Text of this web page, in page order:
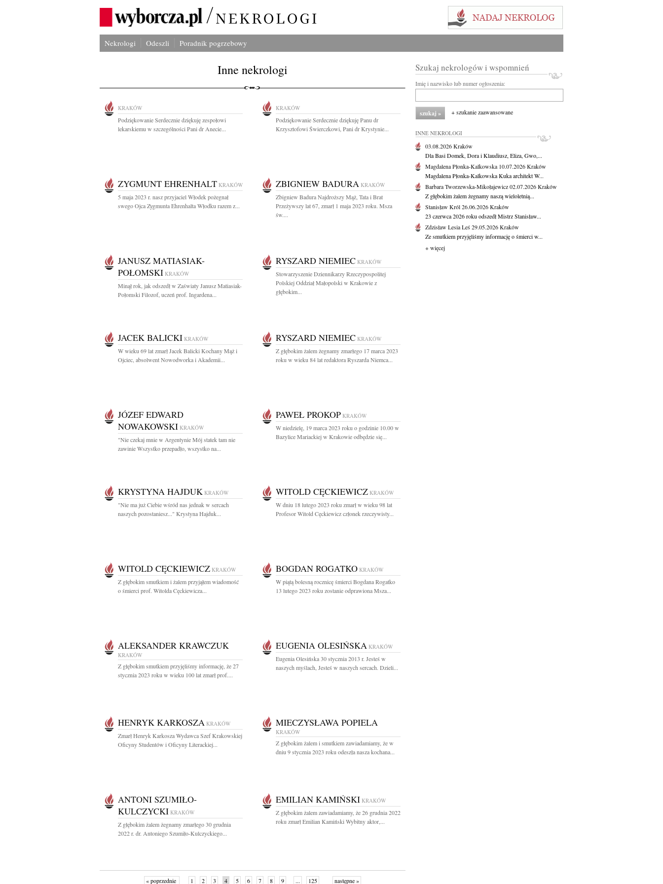
Nekrologi Odeszli Poradnik pogrzebowy
Inne nekrologi
KRAKÓW
Podziękowanie Serdecznie dziękuję zespołowi
lekarskiemu w szczególności Pani dr Anecie...
KRAKÓW
Podziękowanie Serdecznie dziękuję Panu dr
Krzysztofowi Świerczkowi, Pani dr Krystynie...
ZYGMUNT EHRENHALT KRAKÓW
5 maja 2023 r. nasz przyjaciel Włodek pożegnał
swego Ojca Zygmunta Ehrenhalta Włodku razem z...
ZBIGNIEW BADURA KRAKÓW
Zbigniew Badura Najdroższy Mąż, Tata i Brat
Przeżywszy lat 67, zmarł 1 maja 2023 roku. Msza
św....
JANUSZ MATIASIAK-
POŁOMSKI KRAKÓW
Minął rok, jak odszedł w Zaświaty Janusz Matiasiak-
Połomski Filozof, uczeń prof. Ingardena...
RYSZARD NIEMIEC KRAKÓW
Stowarzyszenie Dziennikarzy Rzeczypospolitej
Polskiej Oddział Małopolski w Krakowie z
głębokim...
JACEK BALICKI KRAKÓW
W wieku 69 lat zmarł Jacek Balicki Kochany Mąż i
Ojciec, absolwent Nowodworka i Akademii...
RYSZARD NIEMIEC KRAKÓW
Z głębokim żalem żegnamy zmarłego 17 marca 2023
roku w wieku 84 lat redaktora Ryszarda Niemca...
JÓZEF EDWARD
NOWAKOWSKI KRAKÓW
"Nie czekaj mnie w Argentynie Mój statek tam nie
zawinie Wszystko przepadło, wszystko na...
PAWEŁ PROKOP KRAKÓW
W niedzielę, 19 marca 2023 roku o godzinie 10.00 w
Bazylice Mariackiej w Krakowie odbędzie się...
KRYSTYNA HAJDUK KRAKÓW
"Nie ma już Ciebie wśród nas jednak w sercach
naszych pozostaniesz..." Krystyna Hajduk...
WITOLD CĘCKIEWICZ KRAKÓW
W dniu 18 lutego 2023 roku zmarł w wieku 98 lat
Profesor Witold Cęckiewicz członek rzeczywisty...
WITOLD CĘCKIEWICZ KRAKÓW
Z głębokim smutkiem i żalem przyjąłem wiadomość
o śmierci prof. Witolda Cęckiewicza...
BOGDAN ROGATKO KRAKÓW
W piątą bolesną rocznicę śmierci Bogdana Rogatko
13 lutego 2023 roku zostanie odprawiona Msza...
ALEKSANDER KRAWCZUK
KRAKÓW
Z głębokim smutkiem przyjęliśmy informację, że 27
stycznia 2023 roku w wieku 100 lat zmarł prof....
EUGENIA OLESIŃSKA KRAKÓW
Eugenia Olesińska 30 stycznia 2013 r. Jesteś w
naszych myślach, Jesteś w naszych sercach. Dzieli...
HENRYK KARKOSZA KRAKÓW
Zmarł Henryk Karkosza Wydawca Szef Krakowskiej
Oficyny Studentów i Oficyny Literackiej...
MIECZYSŁAWA POPIELA
KRAKÓW
Z głębokim żalem i smutkiem zawiadamiamy, że w
dniu 9 stycznia 2023 roku odeszła nasza kochana...
ANTONI SZUMIŁO-
KULCZYCKI KRAKÓW
Z głębokim żalem żegnamy zmarłego 30 grudnia
2022 r. dr. Antoniego Szumiło-Kulczyckiego...
EMILIAN KAMIŃSKI KRAKÓW
Z głębokim żalem zawiadamiamy, że 26 grudnia 2022
roku zmarł Emilian Kamiński Wybitny aktor,...
« poprzednie 1 2 3 4 5 6 7 8 9 ... 125 następne »
Szukaj nekrologów i wspomnień
Imię i nazwisko lub numer ogłoszenia:
+ szukanie zaawansowane
INNE NEKROLOGI
03.08.2026Kraków
Dla Basi Domek, Dora i Klaudiusz, Eliza, Gwo,...
Magdalena Płonka-Kalkowska 10.07.2026Kraków
Magdalena Płonka-Kalkowska Kuka architekt W...
Barbara Tworzewska-Mikołajewicz02.07.2026Kraków
Z głębokim żalem żegnamy naszą wieloletnią...
Stanisław Król26.06.2026Kraków
23 czerwca 2026 roku odszedł Mistrz Stanisław...
Zdzisław Lesia Leś29.05.2026Kraków
Ze smutkiem przyjęliśmy informację o śmierci w...
+ więcej